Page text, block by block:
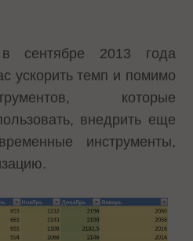
сентябре 2013 года
ускорить темп и помимо
которые
внедрить еще
инструменты,